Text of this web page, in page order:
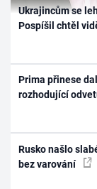
Ukrajincům se
Pospíšil chtěl
Prima přinese
rozhodující
Rusko našlo
bez varování